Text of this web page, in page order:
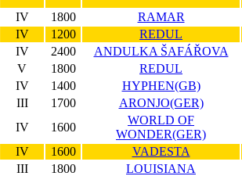
IV 1800
RAMAR
IV 1200
REDUL
IV 2400
ANDULKA ŠAFÁŘOVA
V 1800
REDUL
IV 1400
HYPHEN(GB)
III 1700
ARONJO(GER)
IV 1600
WORLD OF
WONDER(GER)
IV 1600
VADESTA
III 1800
LOUISIANA